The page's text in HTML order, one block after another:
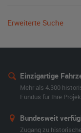
Erweiterte Suche
Einzigartige
Mehr als 4.300
Fundus für Ihre
Bundesweit
Zugang zu